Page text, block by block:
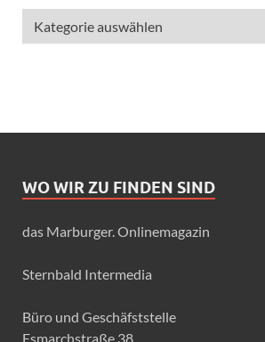
WO WIR ZU FINDEN SIND
das Marburger. Onlinemagazin
Sternbald Intermedia
Büro und Geschäfststelle
Esmarchstraße 38